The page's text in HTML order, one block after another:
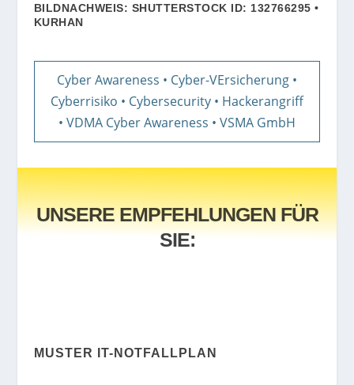
BILDNACHWEIS: SHUTTERSTOCK ID: 132766295 •
KURHAN
Cyber Awareness • Cyber-VErsicherung•
Cyberrisiko • Cybersecurity• Hackerangriff
• VDMA Cyber Awareness • VSMA GmbH
UNSERE EMPFEHLUNGEN FÜR
SIE:
MUSTER IT-NOTFALLPLAN